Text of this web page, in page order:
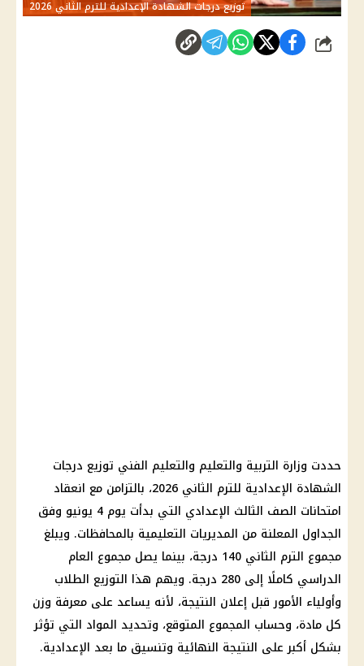
توزيع درجات الشهادة الإعدادية للترم الثاني 2026
شارك
حددت وزارة التربية والتعليم والتعليم الفني توزيع درجات
الشهادة الإعدادية للترم الثاني 2026، بالتزامن مع انعقاد
امتحانات الصف الثالث الإعدادي التي بدأت يوم 4 يونيو وفق
الجداول المعلنة من المديريات التعليمية بالمحافظات. ويبلغ
مجموع الترم الثاني 140 درجة، بينما يصل مجموع العام
الدراسي كاملًا إلى 280 درجة. ويهم هذا التوزيع الطلاب
وأولياء الأمور قبل إعلان النتيجة، لأنه يساعد على معرفة وزن
كل مادة، وحساب المجموع المتوقع، وتحديد المواد التي تؤثر
بشكل أكبر على النتيجة النهائية وتنسيق ما بعد الإعدادية.